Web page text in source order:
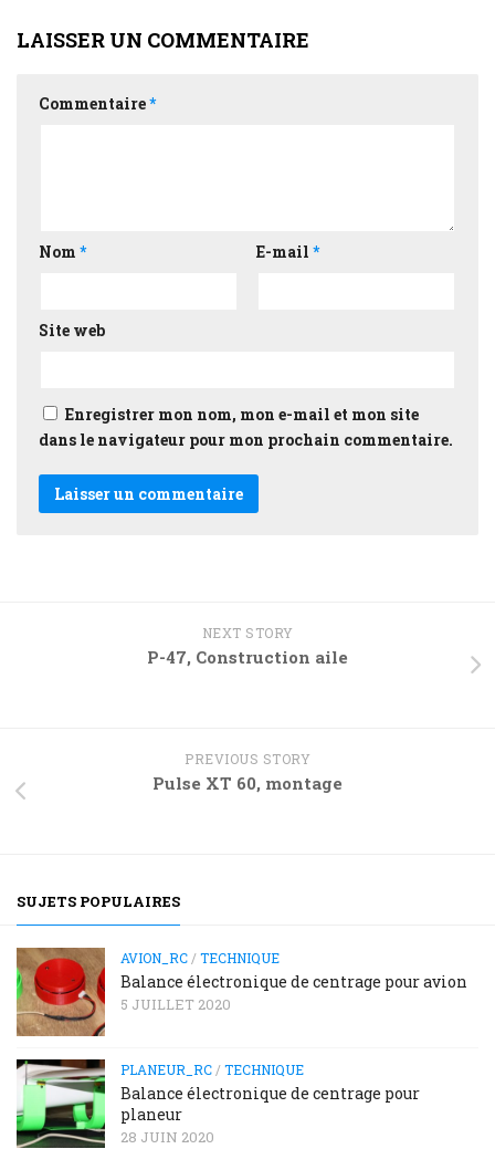
LAISSER UN COMMENTAIRE
Commentaire*
Nom * E-mail *
Site web
Enregistrer mon nom, mon e-mail et mon site
dans le navigateur pour mon prochain commentaire.
NEXT STORY
P-47, Construction aile
PREVIOUS STORY
Pulse XT 60, montage
SUJETS POPULAIRES
AVION_RC /TECHNIQUE
Balance électronique de centrage pour avion
5 JUILLET 2020
PLANEUR_RC /TECHNIQUE
Balance électronique de centrage pour
planeur
28 JUIN 2020